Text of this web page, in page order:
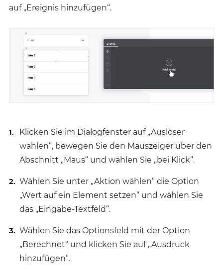
auf „Ereignis hinzufügen“.
Klicken Sie im Dialogfenster auf „Auslöser
wählen“, bewegen Sie den Mauszeiger über den
Abschnitt „Maus“ und wählen Sie „bei Klick“.
Wählen Sie unter „Aktion wählen“ die Option
„Wert auf ein Element setzen“ und wählen Sie
das „Eingabe-Textfeld“.
Wählen Sie das Optionsfeld mit der Option
„Berechnet“ und klicken Sie auf „Ausdruck
hinzufügen“.